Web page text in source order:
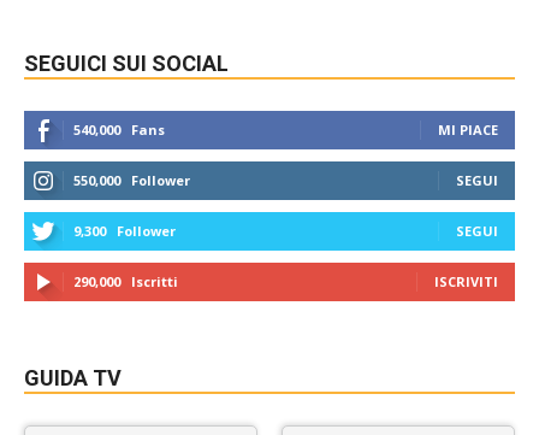
SEGUICI SUI SOCIAL
540,000 Fans MI PIACE
550,000 Follower SEGUI
9,300 Follower SEGUI
290,000 Iscritti ISCRIVITI
GUIDA TV